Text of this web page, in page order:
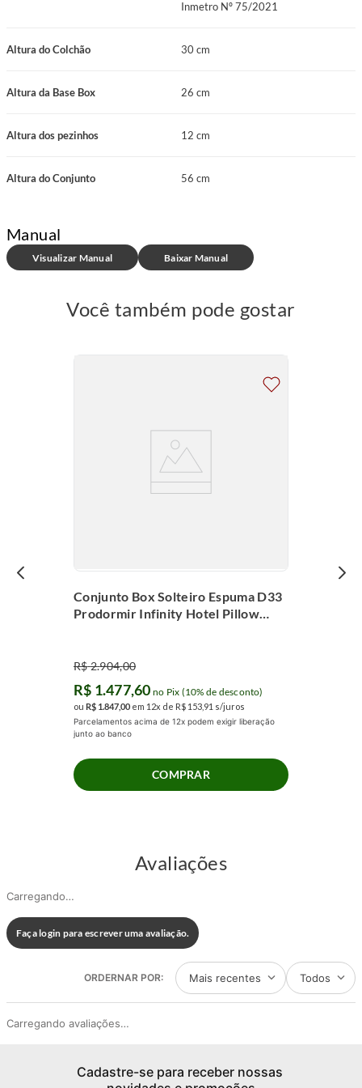
Inmetro Nº 75/2021
Altura do Colchão 30 cm
Altura da Base Box 26 cm
Altura dos pezinhos 12 cm
Altura do Conjunto 56 cm
Manual
Visualizar Manual Baixar Manual
Você também pode gostar
Conjunto Box Solteiro Espuma D33
Prodormir Infinity Hotel Pillow
R$2.904,00
R$ 1.477,60 no Pix (10% de desconto)
ou R$ 1.84700 em 12x de R$ 153 91 s/juros
Parcelamentos acima de 12x podem exigir liberação
junto ao banco
COMPRAR
Avaliações
Carregando…
Faça login para escrever uma avaliação.
Mais recentes Todos
Carregando avaliações…
Cadastre-se para receber nossas